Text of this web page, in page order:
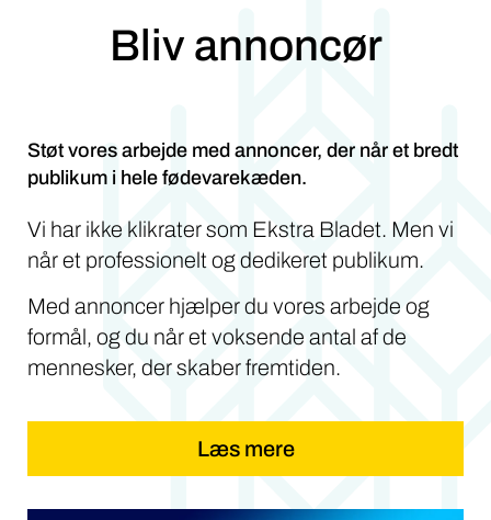
Bliv annoncør
Støt vores arbejde med annoncer, der når et bredt
publikum i hele fødevarekæden.
Vi har ikke klikrater som Ekstra Bladet. Men vi
når et professionelt og dedikeret publikum.
Med annoncer hjælper du vores arbejde og
formål, og du når et voksende antal af de
mennesker, der skaber fremtiden.
Læs mere